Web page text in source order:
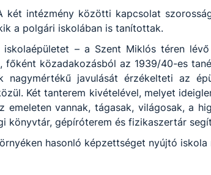
intézmény közötti kapcsolat
a polgári iskolában is tanítottak.
– a Szent Miklós téren
közadakozásból az 1939/40-es
javulását érzékelteti az
Két tanterem kivételével, melyet
vannak, tágasak, világosak, a
könyvtár, gépíróterem és fizikaszertár
hasonló képzettséget nyújtó iskola